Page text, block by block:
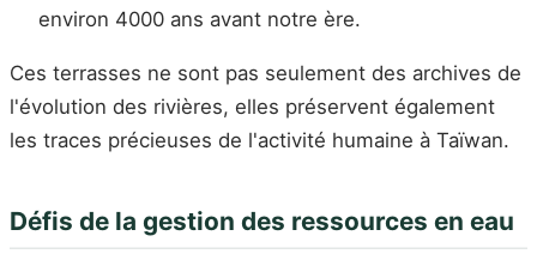
environ 4000 ans avant notre ère.
Ces terrasses ne sont pas seulement des archives de
l'évolution des rivières, elles préservent également
les traces précieuses de l'activité humaine à Taïwan.
Défis de la gestion des ressources en eau